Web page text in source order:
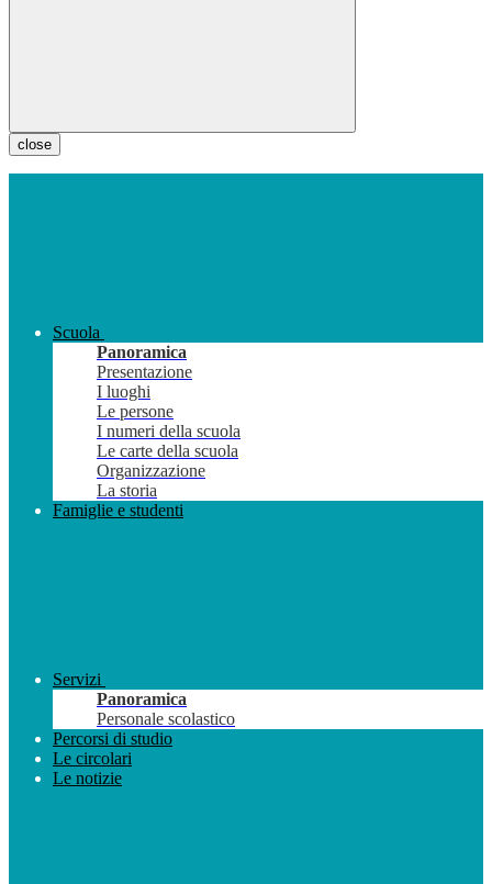
close
Scuola
Panoramica
Presentazione
I luoghi
Le persone
I numeri della scuola
Le carte della scuola
Organizzazione
La storia
Famiglie e studenti
Servizi
Panoramica
Personale scolastico
Percorsi di studio
Le circolari
Le notizie